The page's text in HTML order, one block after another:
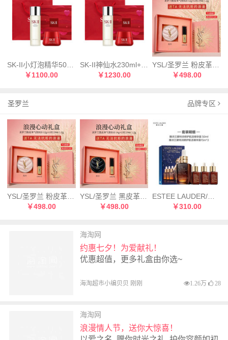
￥1100.00
SK-II神仙水230ml+SK-II大红瓶面霜80g清爽
￥1230.00
￥498.00
圣罗兰 品牌专区
￥498.00
￥498.00
￥310.00
海淘网
约惠七夕！为爱献礼！
优惠超值，更多礼盒由你选~
海淘超市小编贝贝 刚刚 1.26万 28
海淘网
浪漫情人节，送你大惊喜！